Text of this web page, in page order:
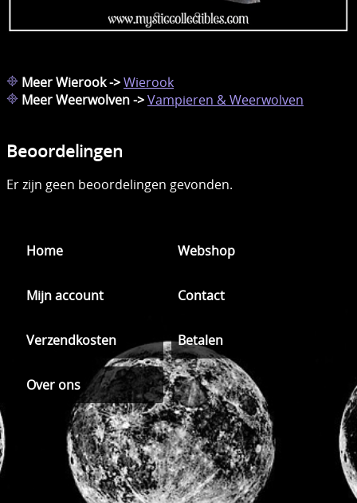
Meer Wierook ->Wierook
Meer Weerwolven ->Vampieren & Weerwolven
Beoordelingen
Er zijn geen beoordelingen gevonden.
Home Webshop
Mijn account Contact
Verzendkosten Betalen
Over ons